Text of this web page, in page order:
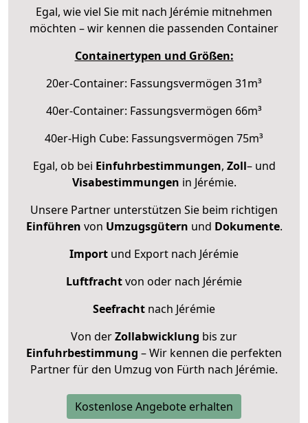
Egal, wie viel Sie mit nach Jérémie mitnehmen
möchten – wir kennen die passenden Container
Containertypen und Größen:
20er-Container: Fassungsvermögen 31m³
40er-Container: Fassungsvermögen 66m³
40er-High Cube: Fassungsvermögen 75m³
Egal, ob bei Einfuhrbestimmungen, Zoll– und
Visabestimmungen in Jérémie.
Unsere Partner unterstützen Sie beim richtigen
Einführen von Umzugsgütern und Dokumente.
Import und Export nach Jérémie
Luftfrachtvon oder nach Jérémie
Seefracht nach Jérémie
Von derZollabwicklung bis zur
Einfuhrbestimmung – Wir kennen die perfekten
Partner für den Umzug von Fürth nach Jérémie.
Kostenlose Angebote erhalten